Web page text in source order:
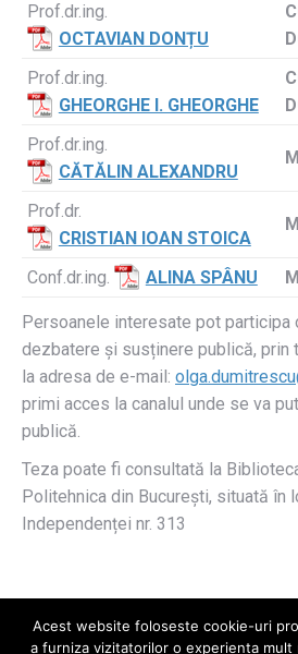
Prof.dr.ing.
OCTAVIAN DONȚU
Prof.dr.ing.
GHEORGHE I. GHEORGHE
Prof.dr.ing.
CĂTĂLIN ALEXANDRU
Prof.dr.
CRISTIAN IOAN STOICA
Conf.dr.ing. ALINA SPÂNU
Persoanele interesate pot participa
dezbatere și susținere publică, prin
la adresa de e-mail:
primi acces la canalul unde se va
publică.
Teza poate fi consultată la
Politehnica din București, situată în
Independenței nr. 313
Acest website foloseste cookie-uri
a furniza vizitatorilor o experienta mult